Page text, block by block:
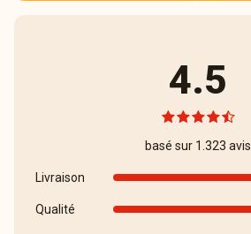
4.5
basé sur 1.323 avis
Livraison
Qualité